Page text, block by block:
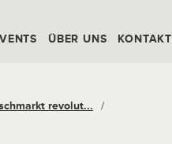
ÜBER UNS KONTAKT
revolut...
/